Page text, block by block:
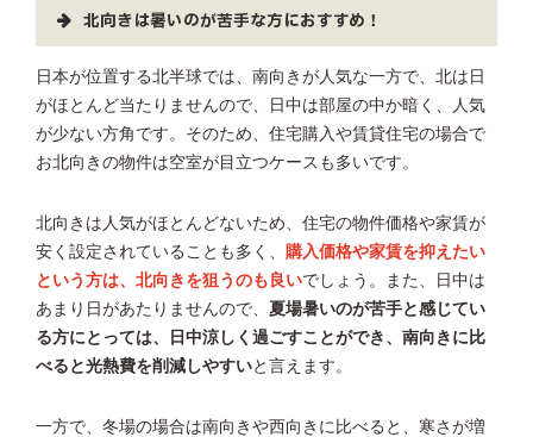
北向きは暑いのが苦手な方におすすめ！
日本が位置する北半球では、南向きが人気な一方で、北は日
がほとんど当たりませんので、日中は部屋の中か暗く、人気
が少ない方角です。そのため、住宅購入や賃貸住宅の場合で
お北向きの物件は空室が目立つケースも多いです。
北向きは人気がほとんどないため、住宅の物件価格や家賃が
安く設定されていることも多く、
購入価格や家賃を抑えたい
という方は、北向きを狙うのも良いでしょう。また、日中は
あまり日があたりませんので、 夏場暑いのが苦手と感じてい
る方にとっては、日中涼しく過ごすことができ、南向きに比
べると光熱費を削減しやすいと言えます。
一方で、冬場の場合は南向きや西向きに比べると、寒さが増